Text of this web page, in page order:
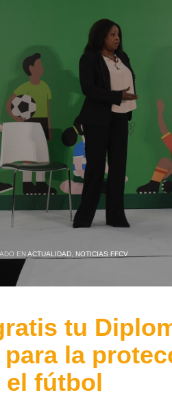
ENACTUALIDAD, NOTICIAS FFCV
tu
para la
el fútbol